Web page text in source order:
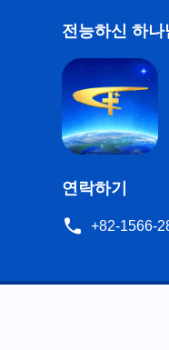
전능하신 하
연락하기
+82-1566-